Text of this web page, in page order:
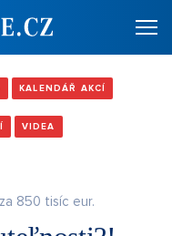
KALENDÁŘ AKCÍ
VIDEA
850 tisíc eur.